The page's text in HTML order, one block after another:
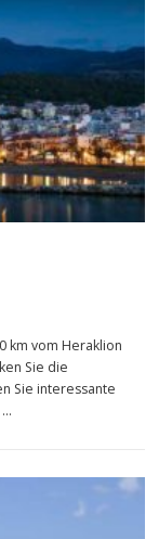
km vom Heraklion
Sie die
Sie interessante
…